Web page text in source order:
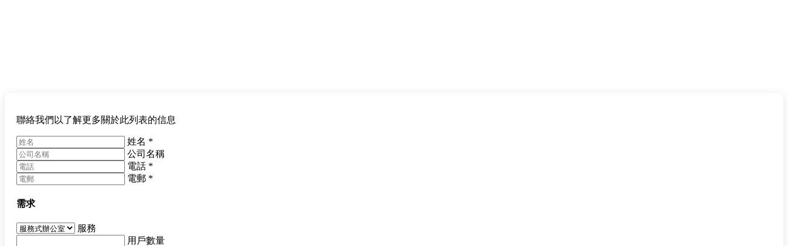
聯絡我們以了解更多關於此列表的信息
姓名 *
公司名稱
電話 *
電郵 *
需求
服務
用戶數量